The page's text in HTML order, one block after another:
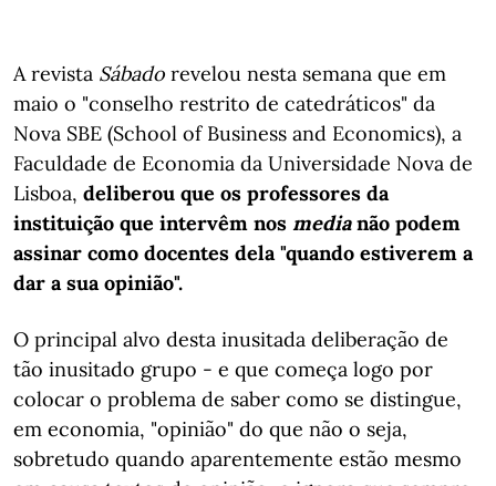
A revista Sábado revelou nesta semana que em
maio o "conselho restrito de catedráticos" da
Nova SBE (School of Business and Economics), a
Faculdade de Economia da Universidade Nova de
Lisboa, deliberou que os professores da
instituição que intervêm nos medianão podem
assinar como docentes dela "quando estiverem a
dar a sua opinião".
O principal alvo desta inusitada deliberação de
tão inusitado grupo - e que começa logo por
colocar o problema de saber como se distingue,
em economia, "opinião" do que não o seja,
sobretudo quando aparentemente estão mesmo